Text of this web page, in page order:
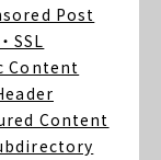
Post
・SSL
Content
Content